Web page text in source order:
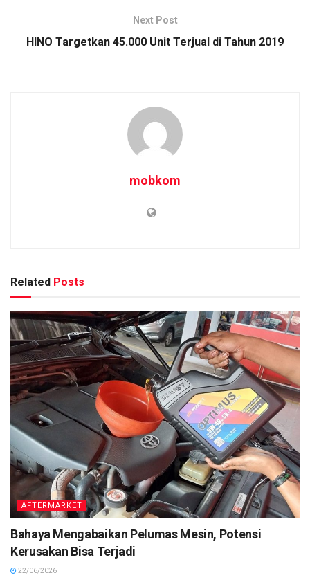
Next Post
HINO Targetkan 45.000 Unit Terjual di Tahun 2019
mobkom
Related Posts
AFTERMARKET
Bahaya Mengabaikan Pelumas Mesin, Potensi
Kerusakan Bisa Terjadi
22/06/2026